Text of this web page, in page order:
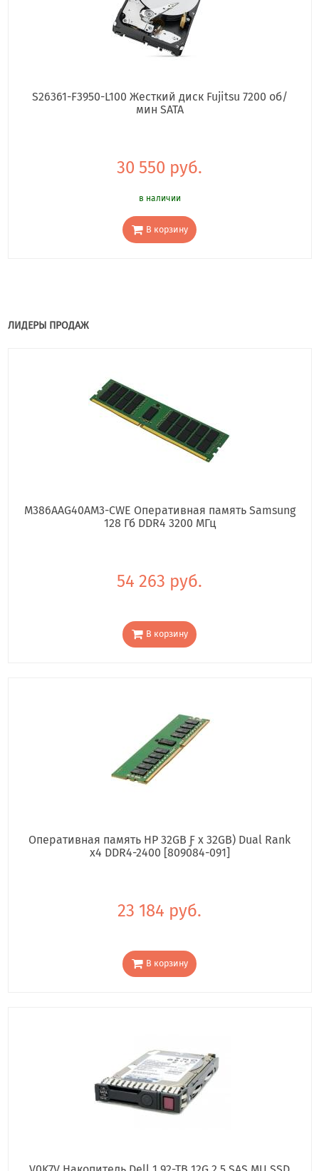
S26361-F3950-L100 Жесткий диск Fujitsu 7200 об/
мин SATA
30 550 руб.
в наличии
В корзину
ЛИДЕРЫ ПРОДАЖ
M386AAG40AM3-CWE Оперативная память Samsung
128 Гб DDR4 3200 МГц
54 263 руб.
В корзину
Оперативная память HP 32GB Ƒ x 32GB) Dual Rank
x4 DDR4-2400 [809084-091]
23 184 руб.
В корзину